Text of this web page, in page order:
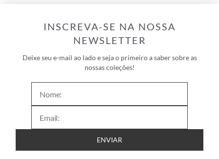
INSCREVA-SE NA NOSSA
NEWSLETTER
Deixe seu e-mail ao lado e seja o primeiro a saber sobre as
nossas coleções!
ENVIAR